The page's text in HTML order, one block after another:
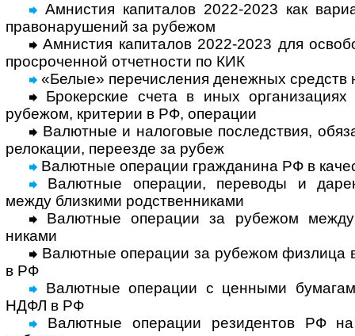
Амнистия капиталов 2022-2023 как
право­нару­шений за рубежом
Амнистия капиталов 2022-2023 для
просро­чен­ной отчет­ности по КИК
«Белые» перечисления денежных средств
Брокерские счета в иных
рубе­жом, крите­рии в РФ, опе­рации
Валютные и налоговые последствия,
рело­кации, пере­езде за рубеж
Валютные операции гражданина РФ в
Валютные операции, переводы и
между близ­кими род­ствен­ни­ками
Валютные операции за рубежом
никами
Валютные операции за рубежом физлица
в РФ
Валютные операции с ценными
НДФЛ в РФ
Валютные операции резидентов РФ на